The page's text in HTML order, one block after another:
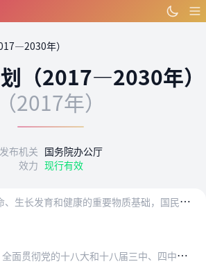
年）
（2017—2030年）
（2017年）
发布机关 国务院办公厅
效力 现行有效
营
养是人类维持生命、生长发育和健康的重要物质基础，国民营养事关国民素质提高和经济社会发展。近年来，我国人民生活水平不断提高，营养供给能力显著增强，国民营养健康状…
三中、四中、五中、六中全会精神，深入贯彻习近平总书记系列重要讲话精神和治国理政新理念新思想新战略，紧紧围绕统筹推进“五位一体…